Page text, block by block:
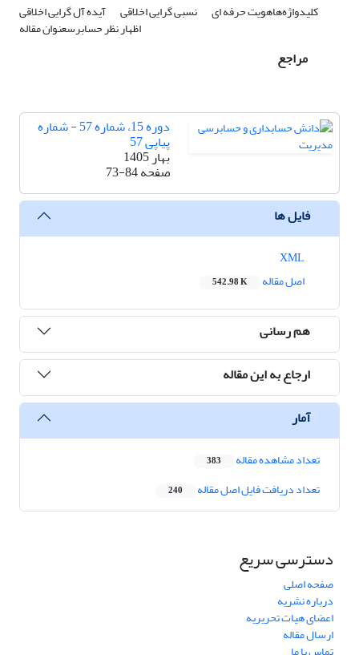
کلیدواژه‌هاهویت حرفه ای نسبی گرایی اخلاقی آیده آل گرایی اخلاقی
مراجع
دوره 15، شماره 57 - شماره
پیاپی 57
بهار 1405
صفحه73-84
فایل ها
اصل مقاله
542.98 K
هم رسانی
ارجاع به این مقاله
آمار
تعداد مشاهده مقاله 383
تعداد دریافت فایل اصل مقاله 240
دسترسی سریع
صفحه اصلی
درباره نشریه
اعضای هیات تحریریه
ارسال مقاله